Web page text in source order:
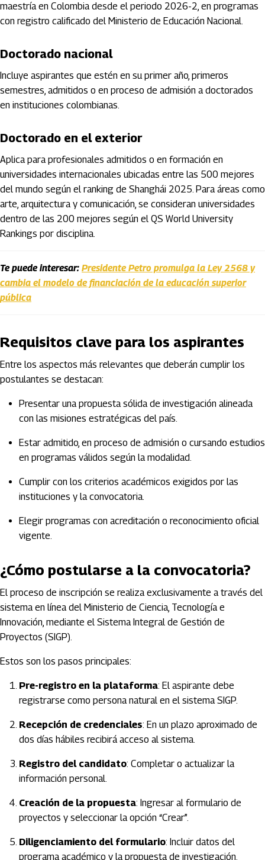
maestría en Colombia desde el periodo 2026-2, en programas
con registro calificado del Ministerio de Educación Nacional.
Doctorado nacional
Incluye aspirantes que estén en su primer año, primeros
semestres, admitidos o en proceso de admisión a doctorados
en instituciones colombianas.
Doctorado en el exterior
Aplica para profesionales admitidos o en formación en
universidades internacionales ubicadas entre las 500 mejores
del mundo según el ranking de Shanghái 2025. Para áreas como
arte, arquitectura y comunicación, se consideran universidades
dentro de las 200 mejores según el QS World University
Rankings por disciplina.
Te puede interesar: Presidente Petro promulga la Ley 2568 y
cambia el modelo de financiación de la educación superior
pública
Requisitos clave para los aspirantes
Entre los aspectos más relevantes que deberán cumplir los
postulantes se destacan:
Presentar una propuesta sólida de investigación alineada
con las misiones estratégicas del país.
Estar admitido, en proceso de admisión o cursando estudios
en programas válidos según la modalidad.
Cumplir con los criterios académicos exigidos por las
instituciones y la convocatoria.
Elegir programas con acreditación o reconocimiento oficial
vigente.
¿Cómo postularse a la convocatoria?
El proceso de inscripción se realiza exclusivamente a través del
sistema en línea del Ministerio de Ciencia, Tecnología e
Innovación, mediante el Sistema Integral de Gestión de
Proyectos (SIGP).
Estos son los pasos principales:
Pre-registro en la plataforma: El aspirante debe
registrarse como persona natural en el sistema SIGP.
Recepción de credenciales: En un plazo aproximado de
dos días hábiles recibirá acceso al sistema.
Registro del candidato: Completar o actualizar la
información personal.
Creación de la propuesta: Ingresar al formulario de
proyectos y seleccionar la opción “Crear”.
Diligenciamiento del formulario: Incluir datos del
programa académico y la propuesta de investigación.